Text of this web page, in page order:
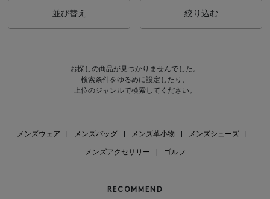
並び替え 絞り込む
お探しの商品が見つかりませんでした。
検索条件をゆるめに設定したり、
上位のジャンルで検索してください。
メンズウェア メンズバッグ メンズ革小物 メンズシューズ
メンズアクセサリー ゴルフ
RECOMMEND